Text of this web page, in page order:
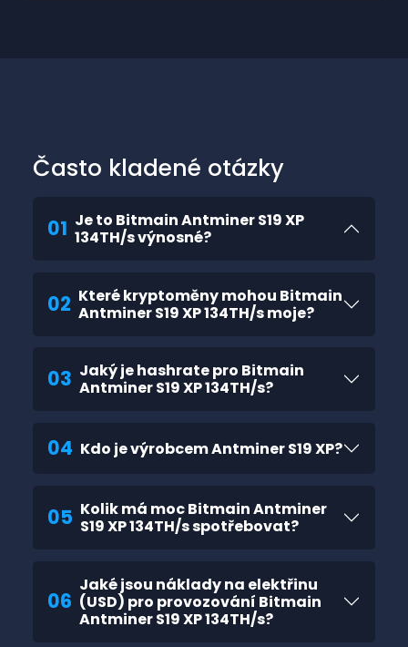
Často kladené otázky
01 Je to Bitmain Antminer S19 XP
134TH/s výnosné?
02 Které kryptoměny mohou Bitmain
Antminer S19 XP 134TH/s moje?
03 Jaký je hashrate pro Bitmain
Antminer S19 XP 134TH/s?
04 Kdo je výrobcem Antminer S19 XP?
05 Kolik má moc Bitmain Antminer
S19 XP 134TH/s spotřebovat?
06
Jaké jsou náklady na elektřinu
(USD) pro provozování Bitmain
Antminer S19 XP 134TH/s?